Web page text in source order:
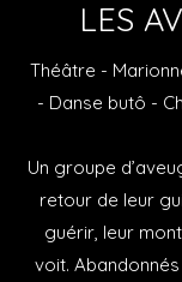
LES
Théâtre -
- Danse butô -
Un groupe
retour de leur
guérir, leur
voit. Abandonnés